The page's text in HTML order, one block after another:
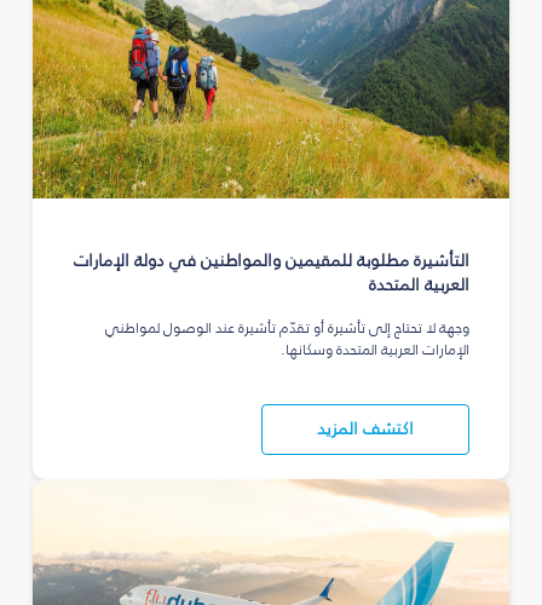
التأشيرة مطلوبة للمقيمين والمواطنين في دولة الإمارات
العربية المتحدة
وجهة لا تحتاج إلى تأشيرة أو تقدّم تأشيرة عند الوصول لمواطني
الإمارات العربية المتحدة وسكانها.
اكتشف المزيد